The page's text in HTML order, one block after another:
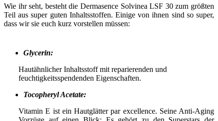
Wie ihr seht, besteht die Dermasence Solvinea LSF 30 zum größten
Teil aus super guten Inhaltsstoffen. Einige von ihnen sind so super,
dass wir sie euch kurz vorstellen müssen:
Glycerin:
Hautähnlicher Inhaltsstoff mit reparierenden und
feuchtigkeitsspendenden Eigenschaften.
Tocopheryl Acetate:
Vitamin E ist ein Hautglätter par excellence. Seine Anti-Aging